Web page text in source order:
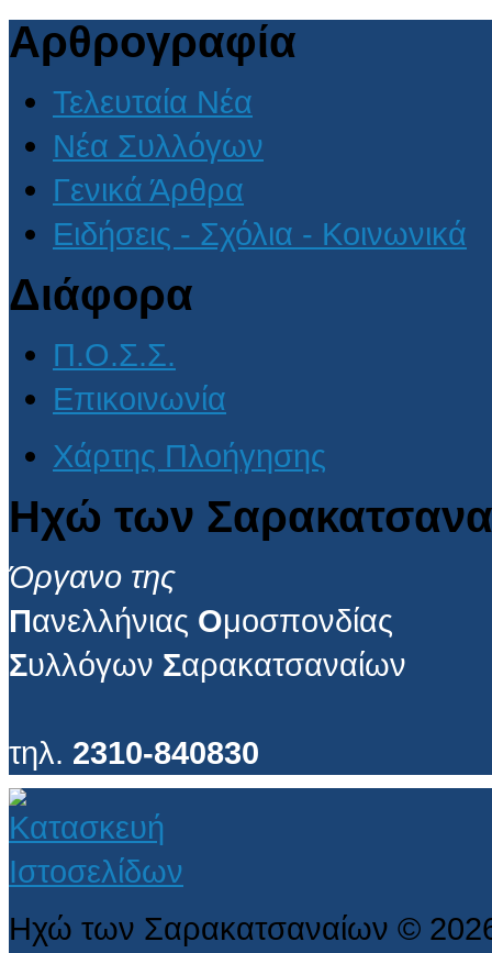
Αρθρογραφία
Τελευταία Νέα
Νέα Συλλόγων
Γενικά Άρθρα
Ειδήσεις - Σχόλια - Κοινωνικά
Διάφορα
Π.Ο.Σ.Σ.
Επικοινωνία
Χάρτης Πλοήγησης
Ηχώ των
Όργανο της
Πανελλήνιας Ομοσπονδίας
Συλλόγων Σαρακατσαναίων
τηλ. 2310-840830
Ηχώ των Σαρακατσαναίων ©